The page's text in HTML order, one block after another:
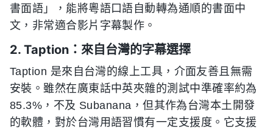
書面語」，能將粵語口語自動轉為通順的書面中
文，非常適合影片字幕製作。
2. Taption：來自台灣的字幕選擇
Taption 是來自台灣的線上工具，介面友善且無需
安裝。雖然在廣東話中英夾雜的測試中準確率約為
85.3%，不及 Subanana，但其作為台灣本土開發
的軟體，對於台灣用語習慣有一定支援度。它支援